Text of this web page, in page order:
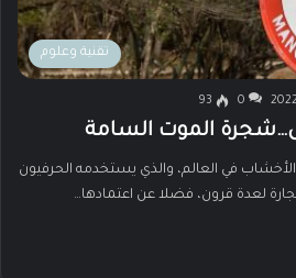
تقنية وعلوم
0
93
الموت السامة
في العالم، والذي يستخدمه الحرفيون
لعدة قرون، فضلا عن اعتمادها…